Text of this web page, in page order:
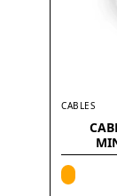
CABLES